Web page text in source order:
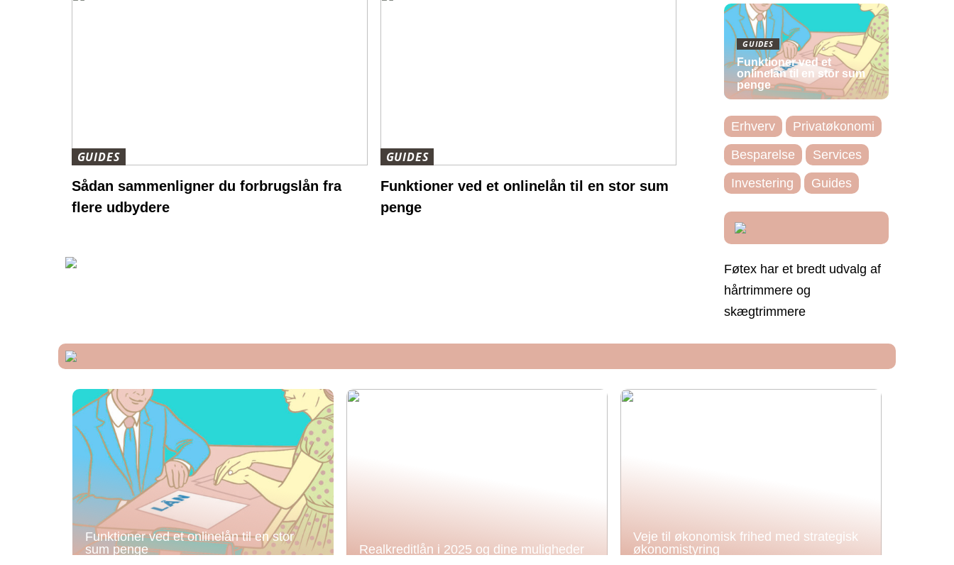
GUIDES
Sådan sammenligner du forbrugslån fra
flere udbydere
GUIDES
Funktioner ved et onlinelån til en stor sum
penge
GUIDES
Funktioner ved et
onlinelån til en stor sum
penge
Erhverv
Privatøkonomi
Besparelse
Services
Investering
Guides
Føtex har et bredt udvalg af
hårtrimmere og
skægtrimmere
Funktioner ved et onlinelån til en stor
sum penge
Realkreditlån i 2025 og dine muligheder
Veje til økonomisk frihed med strategisk
økonomistyring